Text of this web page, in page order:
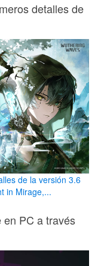
detalles de
de la versión 3.6
in Mirage,...
en PC a través